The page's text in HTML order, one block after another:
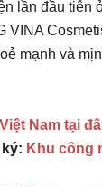
lần đầu
VINA
mạnh và
Nam tại
Khu công